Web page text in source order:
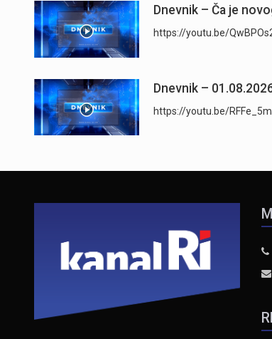
Dnevnik – Ča je
https://youtu.be/
Dnevnik –
https://youtu.be/